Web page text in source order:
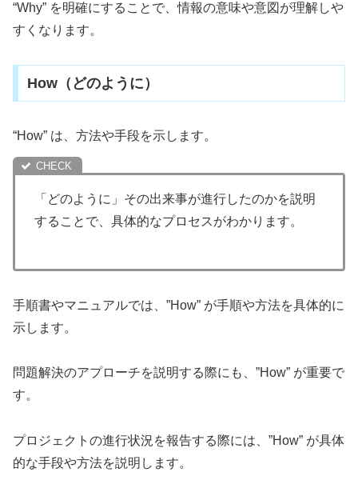
“Why” を明確にすることで、情報の意味や意図が理解しや
すくなります。
How（どのように）
“How” は、方法や手段を示します。
「どのように」その出来事が進行したのかを説明
することで、具体的なプロセスがわかります。
手順書やマニュアルでは、”How” が手順や方法を具体的に
示します。
問題解決のアプローチを説明する際にも、”How” が重要で
す。
プロジェクトの進行状況を報告する際には、”How” が具体
的な手段や方法を説明します。